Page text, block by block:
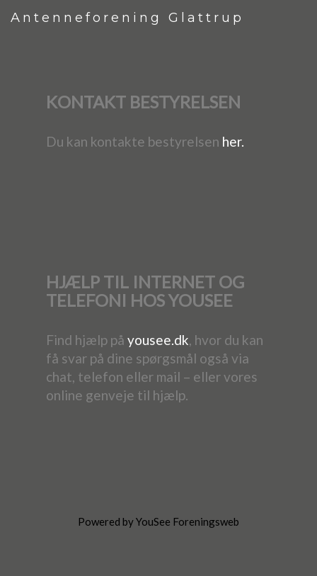
Antenneforening Glattrup
KONTAKT BESTYRELSEN
Du kan kontakte bestyrelsen her.
HJÆLP TIL INTERNET OG
TELEFONI HOS YOUSEE
Find hjælp på yousee.dk, hvor du kan
få svar på dine spørgsmål også via
chat, telefon eller mail – eller vores
online genveje til hjælp.
Powered by YouSee Foreningsweb